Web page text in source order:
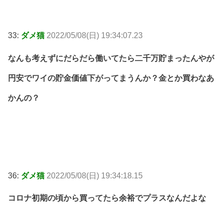
33: ダメ猫 2022/05/08(日) 19:34:07.23
なんも考えずにだらだら働いてたら二千万貯まったんやが
円安でワイの貯金価値下がってまうんか？金とか買わなあ
かんの？
36: ダメ猫 2022/05/08(日) 19:34:18.15
コロナ初期の頃から買ってたら余裕でプラスなんだよな